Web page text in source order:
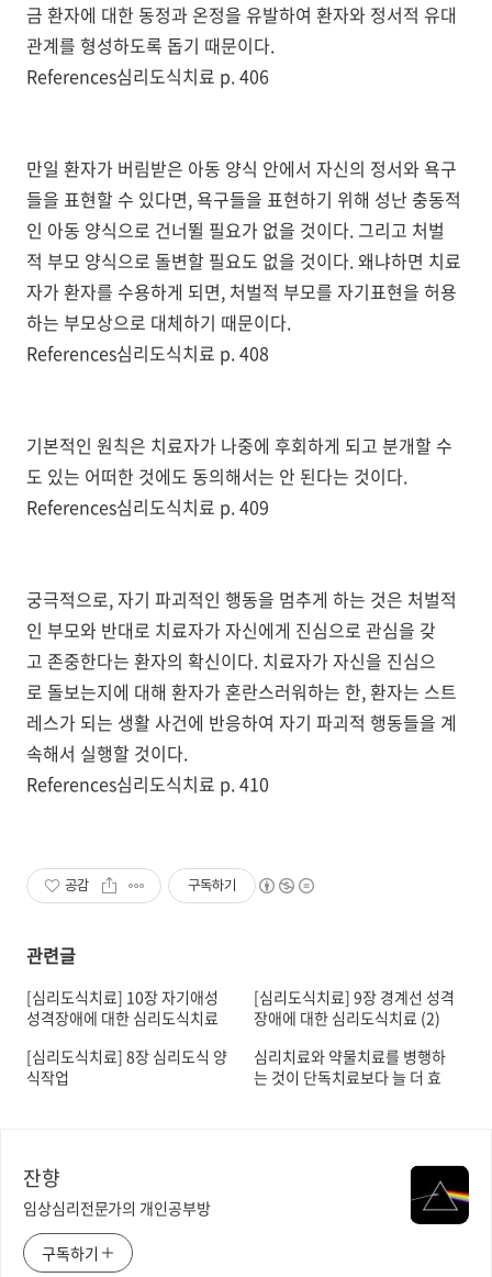
금 환자에 대한 동정과 온정을 유발하여 환자와 정서적 유대
관계를 형성하도록 돕기 때문이다.
References심리도식치료 p. 406
만일 환자가 버림받은 아동 양식 안에서 자신의 정서와 욕구
들을 표현할 수 있다면, 욕구들을 표현하기 위해 성난 충동적
인 아동 양식으로 건너뛸 필요가 없을 것이다. 그리고 처벌
적 부모 양식으로 돌변할 필요도 없을 것이다. 왜냐하면 치료
자가 환자를 수용하게 되면, 처벌적 부모를 자기표현을 허용
하는 부모상으로 대체하기 때문이다.
References심리도식치료 p. 408
기본적인 원칙은 치료자가 나중에 후회하게 되고 분개할 수
도 있는 어떠한 것에도 동의해서는 안 된다는 것이다.
References심리도식치료 p. 409
궁극적으로, 자기 파괴적인 행동을 멈추게 하는 것은 처벌적
인 부모와 반대로 치료자가 자신에게 진심으로 관심을 갖
고 존중한다는 환자의 확신이다. 치료자가 자신을 진심으
로 돌보는지에 대해 환자가 혼란스러워하는 한, 환자는 스트
레스가 되는 생활 사건에 반응하여 자기 파괴적 행동들을 계
속해서 실행할 것이다.
References심리도식치료 p. 410
공감 구독하기
관련글
[심리도식치료] 10장 자기애성
성격장애에 대한 심리도식치료
[심리도식치료] 9장 경계선 성격
장애에 대한 심리도식치료 (2)
[심리도식치료] 8장 심리도식 양
식작업
심리치료와 약물치료를 병행하
는 것이 단독치료보다 늘 더 효
잔향
임상심리전문가의 개인공부방
구독하기